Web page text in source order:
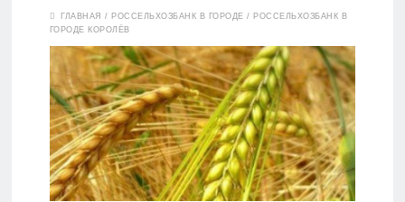
Дебетовые
карты
Кредитные
карты
ГЛАВНАЯ / РОССЕЛЬХОЗБАНК В ГОРОДЕ / РОССЕЛЬХОЗБАНК В
ГОРОДЕ КОРОЛЁВ